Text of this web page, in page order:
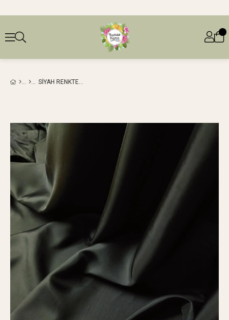
SIYAH RENKTE SENTETIK ETEK CEKET ASTARI (EN 150 CM X BOY 330 CM)